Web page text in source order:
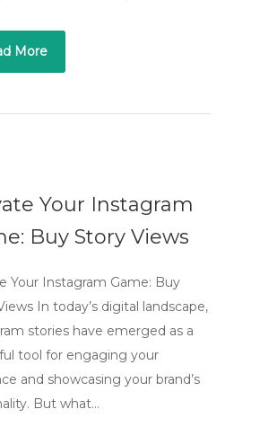
More
Your Instagram
Buy Story Views
Your Instagram Game: Buy
In today’s digital landscape,
stories have emerged as a
tool for engaging your
and showcasing your brand’s
But what…